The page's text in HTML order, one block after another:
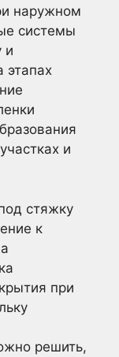
наружном
системы
и
этапах
и
стяжку
к
при
решить,